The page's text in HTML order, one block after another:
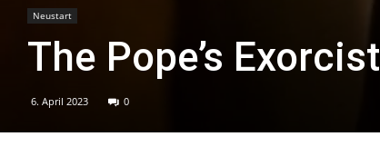
Neustart
The Pope’s Exorcist
6. April 2023 0